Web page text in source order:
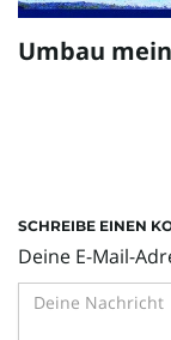
Umbau
SCHREIBE EINEN
Deine E-Mail-